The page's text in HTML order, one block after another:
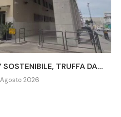
TRUFFA DA...
2026